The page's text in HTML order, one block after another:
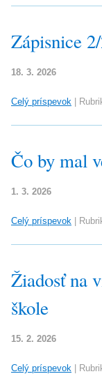
Zápisnice
18. 3. 2026
Celý príspevok
Čo by mal
1. 3. 2026
Celý príspevok
Žiadosť na
škole
15. 2. 2026
Celý príspevok